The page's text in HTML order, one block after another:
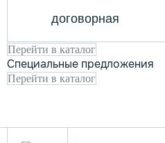
договорная
Перейти в каталог
Специальные предложения
Перейти в каталог